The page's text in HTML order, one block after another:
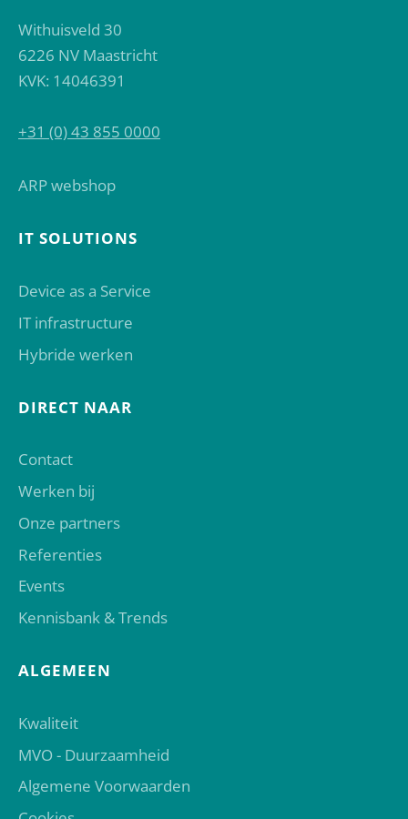
Withuisveld 30
6226 NV Maastricht
KVK: 14046391
+31 (0) 43 855 0000
ARP webshop
IT SOLUTIONS
Device as a Service
IT infrastructure
Hybride werken
DIRECT NAAR
Contact
Werken bij
Onze partners
Referenties
Events
Kennisbank & Trends
ALGEMEEN
Kwaliteit
MVO - Duurzaamheid
Algemene Voorwaarden